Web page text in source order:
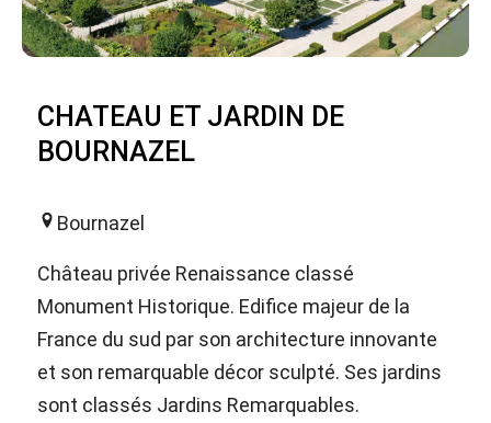
CHATEAU ET JARDIN DE
BOURNAZEL
Bournazel
Château privée Renaissance classé
Monument Historique. Edifice majeur de la
France du sud par son architecture innovante
et son remarquable décor sculpté. Ses jardins
sont classés Jardins Remarquables.